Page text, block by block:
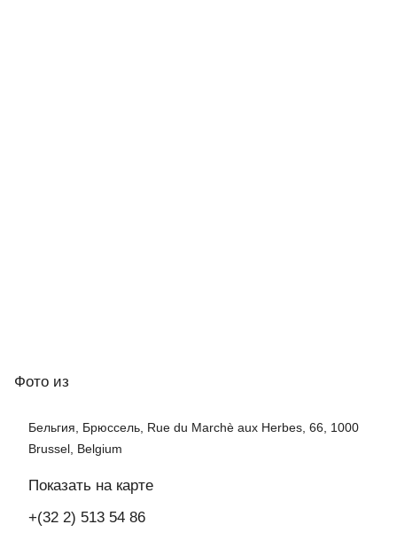
Фото из
Бельгия, Брюссель, Rue du Marchè aux Herbes, 66, 1000
Brussel, Belgium
Показать на карте
+(32 2) 513 54 86